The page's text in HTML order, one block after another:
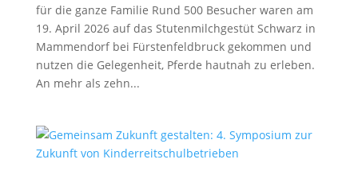
für die ganze Familie Rund 500 Besucher waren am
19. April 2026 auf das Stutenmilchgestüt Schwarz in
Mammendorf bei Fürstenfeldbruck gekommen und
nutzen die Gelegenheit, Pferde hautnah zu erleben.
An mehr als zehn...